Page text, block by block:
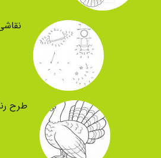
طرح